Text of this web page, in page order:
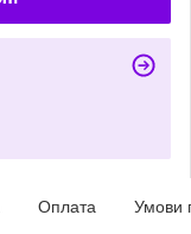
Оплата Умови